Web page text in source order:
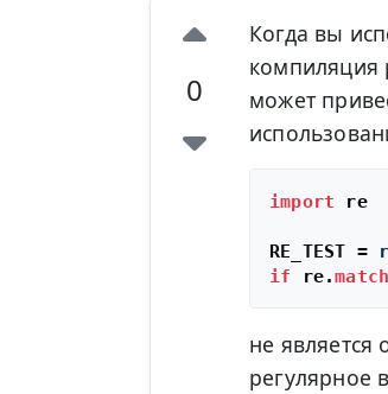
0
Когда вы
компиляция
может
import re
RE_TEST =
if re.match
не
регулярное